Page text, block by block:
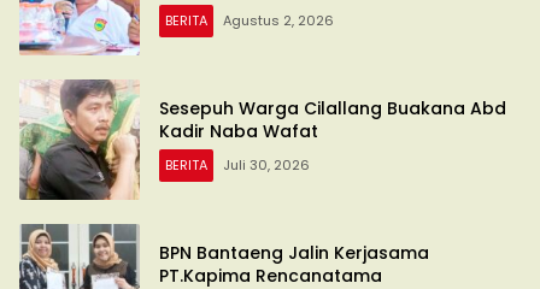
BERITA Agustus 2, 2026
Sesepuh Warga Cilallang Buakana Abd
Kadir Naba Wafat
BERITA Juli 30, 2026
BPN Bantaeng Jalin Kerjasama
PT.Kapima Rencanatama